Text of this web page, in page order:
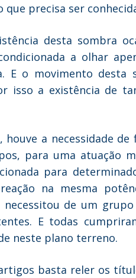
precisa ser
desta sombra
a olhar
E o movimento desta
isso a existência de
a necessidade
para uma atuação
para
na mesma
de um
E todas
neste plano terreno.
basta reler os